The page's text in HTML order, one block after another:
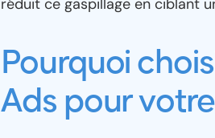
réduit ce gaspillage en ciblant
Pourquoi
Ads pour